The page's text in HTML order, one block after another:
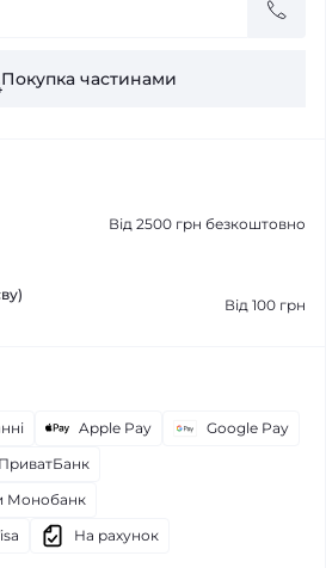
Покупка частинами
Від 2500 грн безкоштовно
Від 100 грн
Apple Pay
Google Pay
Монобанк
На рахунок